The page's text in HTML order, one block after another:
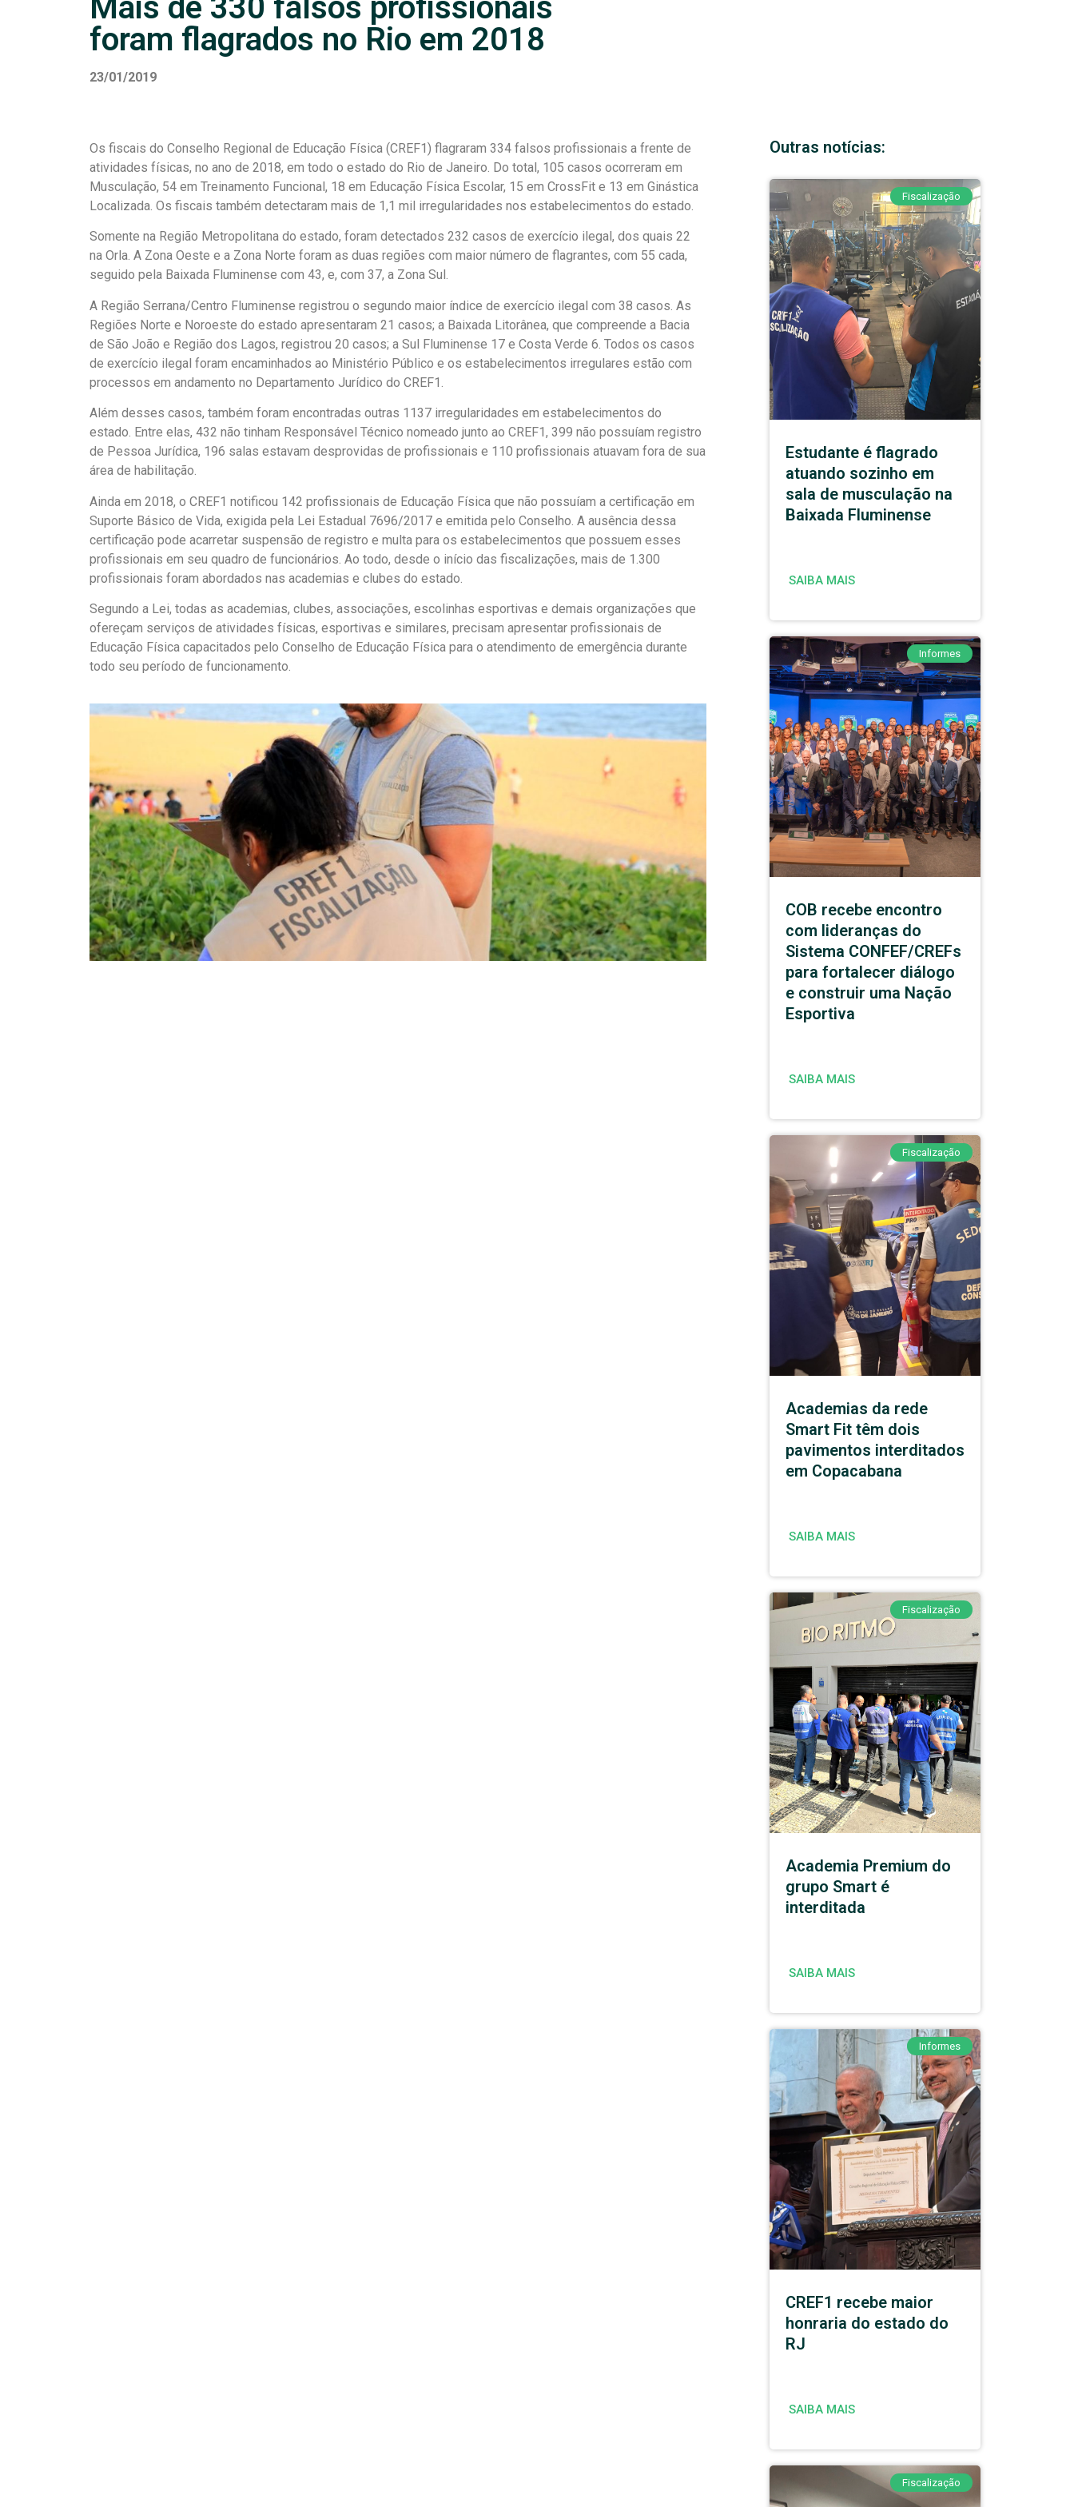
Mais de 330 falsos profissionais
foram flagrados no Rio em 2018
23/01/2019
Os fiscais do Conselho Regional de Educação Física (CREF1) flagraram 334 falsos profissionais a frente de
atividades físicas, no ano de 2018, em todo o estado do Rio de Janeiro. Do total, 105 casos ocorreram em
Musculação, 54 em Treinamento Funcional, 18 em Educação Física Escolar, 15 em CrossFit e 13 em Ginástica
Localizada. Os fiscais também detectaram mais de 1,1 mil irregularidades nos estabelecimentos do estado.
Somente na Região Metropolitana do estado, foram detectados 232 casos de exercício ilegal, dos quais 22
na Orla. A Zona Oeste e a Zona Norte foram as duas regiões com maior número de flagrantes, com 55 cada,
seguido pela Baixada Fluminense com 43, e, com 37, a Zona Sul.
A Região Serrana/Centro Fluminense registrou o segundo maior índice de exercício ilegal com 38 casos. As
Regiões Norte e Noroeste do estado apresentaram 21 casos; a Baixada Litorânea, que compreende a Bacia
de São João e Região dos Lagos, registrou 20 casos; a Sul Fluminense 17 e Costa Verde 6. Todos os casos
de exercício ilegal foram encaminhados ao Ministério Público e os estabelecimentos irregulares estão com
processos em andamento no Departamento Jurídico do CREF1.
Além desses casos, também foram encontradas outras 1137 irregularidades em estabelecimentos do
estado. Entre elas, 432 não tinham Responsável Técnico nomeado junto ao CREF1, 399 não possuíam registro
de Pessoa Jurídica, 196 salas estavam desprovidas de profissionais e 110 profissionais atuavam fora de sua
área de habilitação.
Ainda em 2018, o CREF1 notificou 142 profissionais de Educação Física que não possuíam a certificação em
Suporte Básico de Vida, exigida pela Lei Estadual 7696/2017 e emitida pelo Conselho. A ausência dessa
certificação pode acarretar suspensão de registro e multa para os estabelecimentos que possuem esses
profissionais em seu quadro de funcionários. Ao todo, desde o início das fiscalizações, mais de 1.300
profissionais foram abordados nas academias e clubes do estado.
Segundo a Lei, todas as academias, clubes, associações, escolinhas esportivas e demais organizações que
ofereçam serviços de atividades físicas, esportivas e similares, precisam apresentar profissionais de
Educação Física capacitados pelo Conselho de Educação Física para o atendimento de emergência durante
todo seu período de funcionamento.
Outras notícias:
Fiscalização
Estudante é flagrado
atuando sozinho em
sala de musculação na
Baixada Fluminense
SAIBA MAIS
Informes
COB recebe encontro
com lideranças do
Sistema CONFEF/CREFs
para fortalecer diálogo
e construir uma Nação
Esportiva
SAIBA MAIS
Fiscalização
Academias da rede
Smart Fit têm dois
pavimentos interditados
em Copacabana
SAIBA MAIS
Fiscalização
Academia Premium do
grupo Smart é
interditada
SAIBA MAIS
Informes
CREF1 recebe maior
honraria do estado do
RJ
SAIBA MAIS
Fiscalização